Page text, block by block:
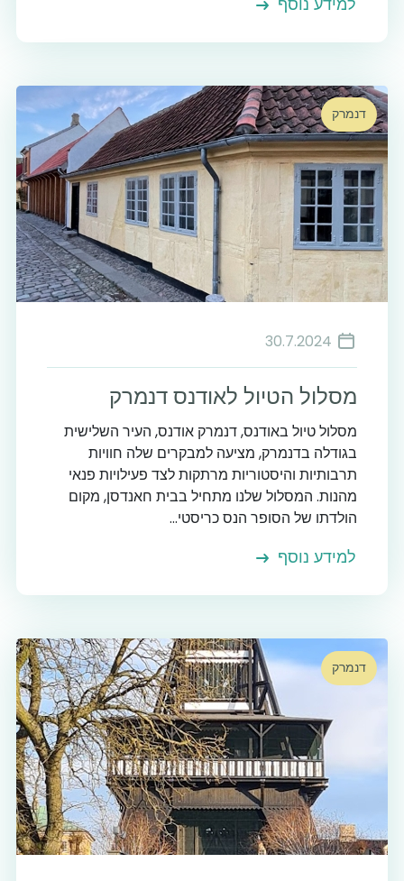
דנמרק
30.7.2024
מסלול הטיול לאודנס דנמרק
מסלול טיול באודנס, דנמרק אודנס, העיר השלישית
בגודלה בדנמרק, מציעה למבקרים שלה חוויות
תרבותיות והיסטוריות מרתקות לצד פעילויות פנאי
מהנות. המסלול שלנו מתחיל בבית חאנדסן, מקום
הולדתו של הסופר הנס כריסטי...
למידע נוסף
דנמרק